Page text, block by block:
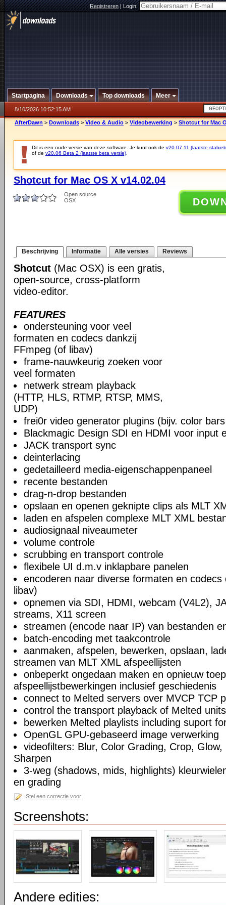
Registreren|Login:
Startpagina Downloads Top downloads Meer
8/10/2026 10:52:15 AM
AfterDawn > Downloads > Video & Audio > Videobewerking > Shotcut for Mac
Dit is een oude versie van deze software. Je kunt ook de v20.07.11 (laatste
of de v20.06 Beta 2 (laatste beta versie)
Shotcut for Mac OS X v14.02.04
Open source
OSX
Beschrijving Informatie Alle versies Reviews
Shotcut (Mac OSX) is een gratis,
open-source, cross-platform
video-editor.
FEATURES
ondersteuning voor veel
formaten en codecs dankzij
FFmpeg (of libav)
frame-nauwkeurig zoeken voor
veel formaten
netwerk stream playback
(HTTP, HLS, RTMP, RTSP, MMS,
UDP)
frei0r video generator plugins (bijv. color
Blackmagic Design SDI en HDMI voor input
JACK transport sync
deinterlacing
gedetailleerd media-eigenschappenpaneel
recente bestanden
drag-n-drop bestanden
opslaan en openen geknipte clips als MLT
laden en afspelen complexe MLT XML
audiosignaal niveaumeter
volume controle
scrubbing en transport controle
flexibele UI d.m.v inklapbare panelen
encoderen naar diverse formaten en codecs
libav)
opnemen via SDI, HDMI, webcam (V4L2),
streams, X11 screen
streamen (encode naar IP) van bestanden
batch-encoding met taakcontrole
aanmaken, afspelen, bewerken, opslaan,
streamen van MLT XML afspeellijsten
onbeperkt ongedaan maken en opnieuw
afspeellijstbewerkingen inclusief geschiedenis
connect to Melted servers over MVCP TCP
control the transport playback of Melted units
bewerken Melted playlists including suport
OpenGL GPU-gebaseerd image verwerking
videofilters: Blur, Color Grading, Crop,
Sharpen
3-weg (shadows, mids, highlights)
en grading
Stel een correctie voor
Screenshots:
Andere edities: